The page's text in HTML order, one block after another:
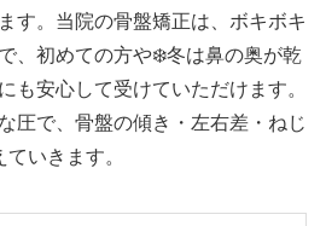
す。当院の骨盤矯正は、ボキボキ
、初めての方や❄️冬は鼻の奥が乾
も安心して受けていただけます。
圧で、骨盤の傾き・左右差・ねじ
いきます。